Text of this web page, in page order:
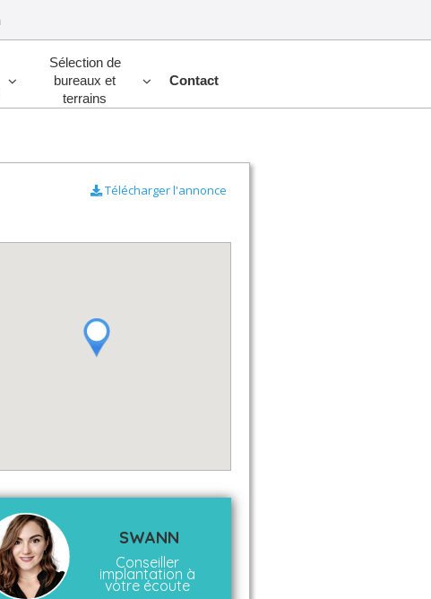
Sélection de
bureaux et
terrains
Contact
Télécharger l'annonce
SWANN
Conseiller
implantation à
votre écoute